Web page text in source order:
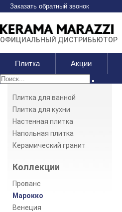
Заказать обратный звонок
ОФИЦИАЛЬНЫЙ ДИСТРИБЬЮТОР
Плитка Акции
Плитка для ванной
Плитка для кухни
Настенная плитка
Напольная плитка
Керамический гранит
Коллекции
Прованс
Марокко
Венеция